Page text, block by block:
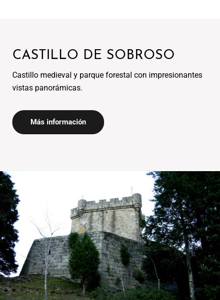
CASTILLO DE SOBROSO
Castillo medieval y parque forestal con impresionantes
Más información